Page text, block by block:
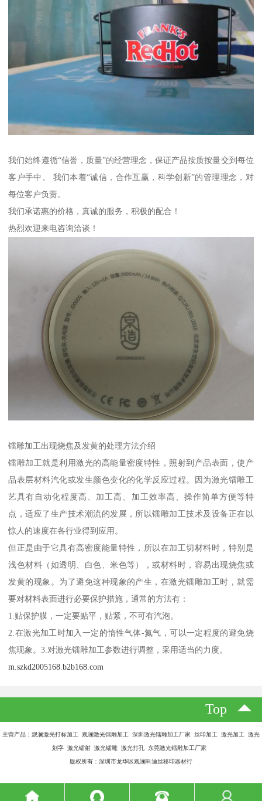
我们始终遵循“信誉，质量”的经营理念，保证产品按质按量交到每位
客户手中。 我们本着“诚信，合作互赢，科学创新”的管理理念，对
每位客户负责。
我们承诺惠的价格，真诚的服务，积极的配合！
热烈欢迎来电咨询洽谈！
镭雕加工出现烧焦及发黄的处理方法介绍
镭雕加工就是利用激光的高能量密度特性，照射到产品表面，使产
品表层材料汽化或发生颜色变化的化学反应过程。因为激光镭雕工
艺具有自动化程度高、加工高、加工效率高、操作简单方便等特
点，适应了生产技术潮流的发展，所以镭雕加工技术及设备正在以
惊人的速度在各行业得到应用。
但正是由于它具有高密度能量特性，所以在加工切材料时，特别是
浅色材料（如透明、白色、米色等），或材料时，容易出现烧焦或
发黄的现象。为了避免这种现象的产生，在激光镭雕加工时，就需
要对材料表面进行必要保护措施，通常的方法有：
1.贴保护膜，一定要贴平，贴紧，不可有汽泡。
2.在激光加工时加入一定的惰性气体-氮气，可以一定程度的避免烧
焦现象。3.对激光镭雕加工参数进行调整，采用适当的力度。
m.szkd2005168.b2b168.com
Top
主营产品：观澜激光打标加工 观澜激光镭雕加工 深圳激光镭雕加工厂家 丝印加工 激光加工 激光
刻字 激光镭射 激光镭雕 激光打孔 东莞激光镭雕加工厂家
版权所有：深圳市龙华区观澜科迪丝移印器材行